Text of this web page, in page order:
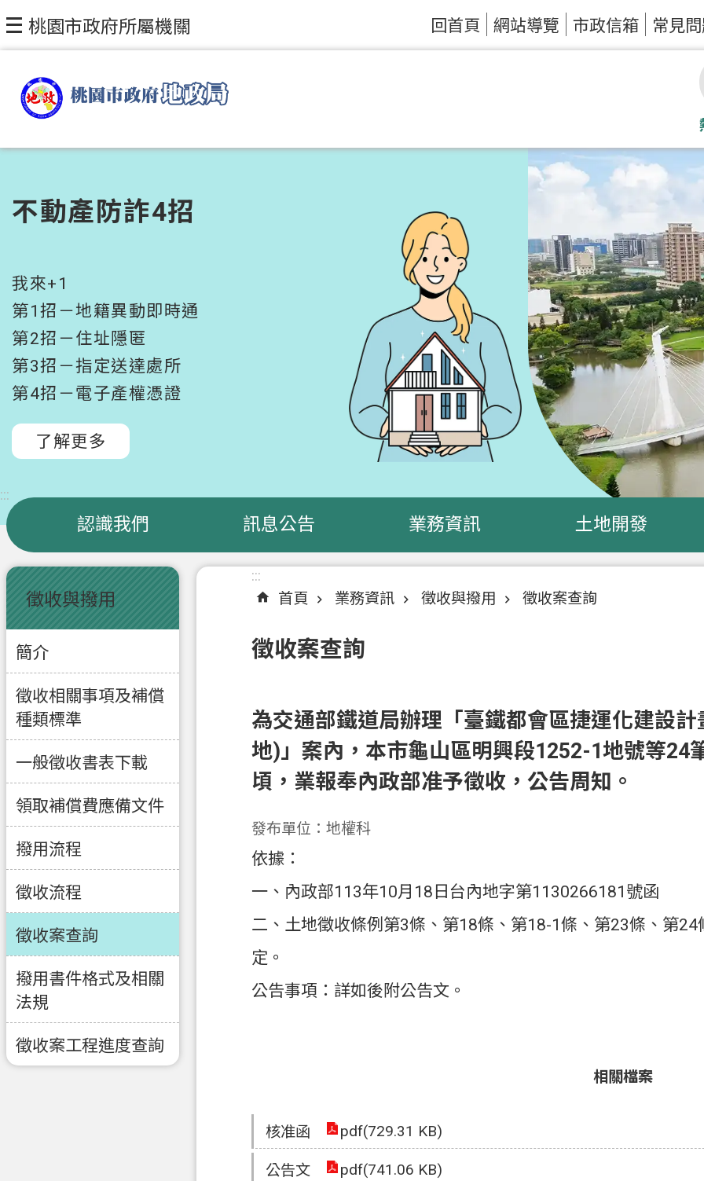
跳到主要內容區塊
桃園市政府所屬機關 回首頁 網站導覽 市政信箱 常見
不動產防詐4招
我來+1
第1招－地籍異動即時通
第2招－住址隱匿
第3招－指定送達處所
第4招－電子產權憑證
了解更多
:::
認識我們 訊息公告 業務資訊 土地開發
:::
徵收與撥用
簡介
徵收相關事項及補償
種類標準
一般徵收書表下載
領取補償費應備文件
撥用流程
徵收流程
徵收案查詢
撥用書件格式及相關
法規
徵收案工程進度查詢
:::
首頁
業務資訊 徵收與撥用 徵收案查詢
徵收案查詢
為交通部鐵道局辦理「臺鐵都會區捷運化建設
地)」案內，本市龜山區明興段1252-1地號等24
頃，業報奉內政部准予徵收，公告周知。
發布單位：地權科
依據：
一、內政部113年10月18日台內地字第1130266181號函
二、土地徵收條例第3條、第18條、第18-1條、第23條、第
定。
公告事項：詳如後附公告文。
相關檔案
核准函 pdf(729.31 KB)
公告文
pdf(741.06 KB)